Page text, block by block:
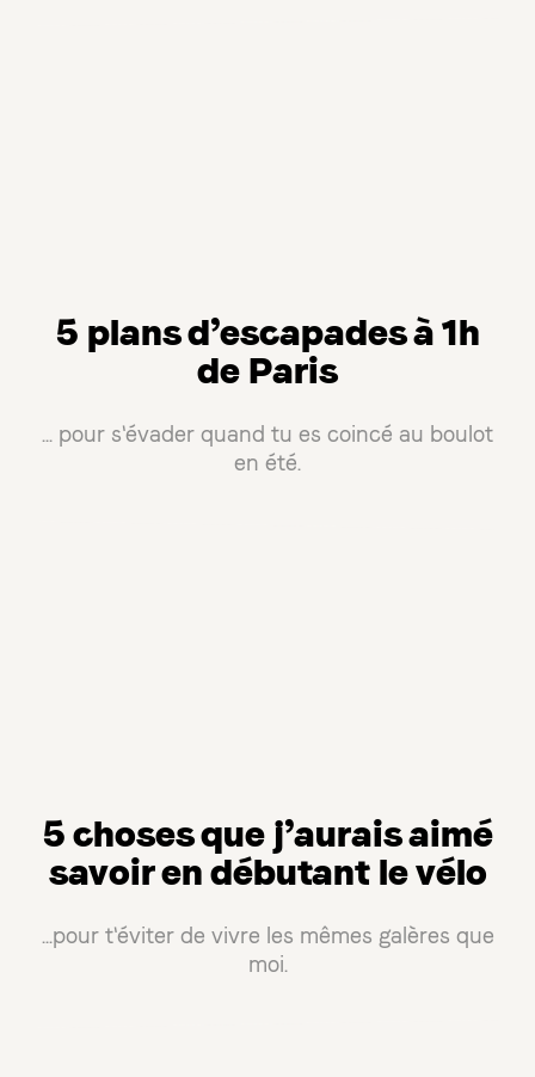
5 plans d’escapades à 1h
de Paris
... pour s'évader quand tu es coincé au boulot
en été.
5 choses que j’aurais aimé
savoir en débutant le vélo
...pour t'éviter de vivre les mêmes galères que
moi.